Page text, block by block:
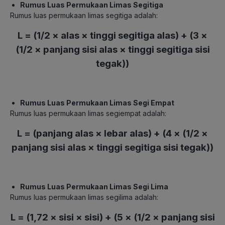
Rumus Luas Permukaan Limas Segitiga
Rumus luas permukaan limas segitiga adalah:
L = (1/2 × alas × tinggi segitiga alas) + (3 ×
(1/2 × panjang sisi alas × tinggi segitiga sisi
tegak))
Rumus Luas Permukaan Limas Segi Empat
Rumus luas permukaan limas segiempat adalah:
L = (panjang alas × lebar alas) + (4 × (1/2 ×
panjang sisi alas × tinggi segitiga sisi tegak))
Rumus Luas Permukaan Limas Segi Lima
Rumus luas permukaan limas segilima adalah:
L = (1,72 × sisi × sisi) + (5 × (1/2 × panjang sisi